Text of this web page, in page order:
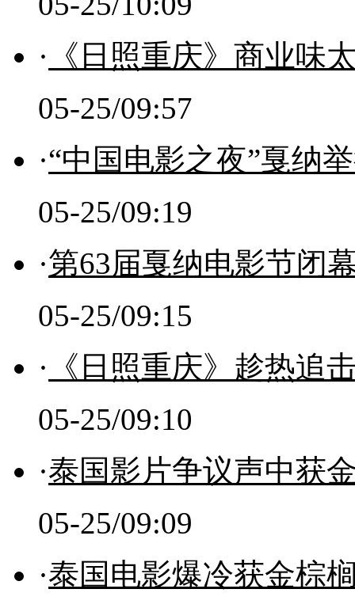
· 《日照重庆》商业味
05-25/09:57
·“中国电影之夜”戛纳
05-25/09:19
·第63届戛纳电影节闭
05-25/09:15
· 《日照重庆》趁热追
05-25/09:10
·泰国影片争议声中获
05-25/09:09
·泰国电影爆冷获金棕